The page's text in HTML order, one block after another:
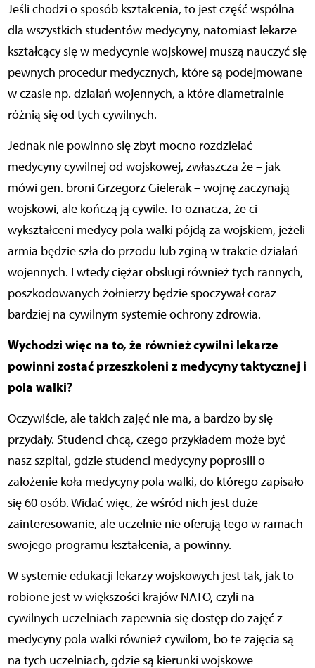
Jeśli chodzi o sposób kształcenia, to jest część wspólna
dla wszystkich studentów medycyny, natomiast lekarze
kształcący się w medycynie wojskowej muszą nauczyć się
pewnych procedur medycznych, które są podejmowane
w czasie np. działań wojennych, a które diametralnie
różnią się od tych cywilnych.
Jednak nie powinno się zbyt mocno rozdzielać
medycyny cywilnej od wojskowej, zwłaszcza że – jak
mówi gen. broni Grzegorz Gielerak – wojnę zaczynają
wojskowi, ale kończą ją cywile. To oznacza, że ci
wykształceni medycy pola walki pójdą za wojskiem, jeżeli
armia będzie szła do przodu lub zginą w trakcie działań
wojennych. I wtedy ciężar obsługi również tych rannych,
poszkodowanych żołnierzy będzie spoczywał coraz
bardziej na cywilnym systemie ochrony zdrowia.
Wychodzi więc na to, że również cywilni lekarze
powinni zostać przeszkoleni z medycyny taktycznej i
pola walki?
Oczywiście, ale takich zajęć nie ma, a bardzo by się
przydały. Studenci chcą, czego przykładem może być
nasz szpital, gdzie studenci medycyny poprosili o
założenie koła medycyny pola walki, do którego zapisało
się 60 osób. Widać więc, że wśród nich jest duże
zainteresowanie, ale uczelnie nie oferują tego w ramach
swojego programu kształcenia, a powinny.
W systemie edukacji lekarzy wojskowych jest tak, jak to
robione jest w większości krajów NATO, czyli na
cywilnych uczelniach zapewnia się dostęp do zajęć z
medycyny pola walki również cywilom, bo te zajęcia są
na tych uczelniach, gdzie są kierunki wojskowe